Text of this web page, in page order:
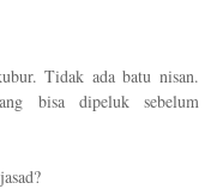
Tidak ada batu nisan.
bisa dipeluk sebelum